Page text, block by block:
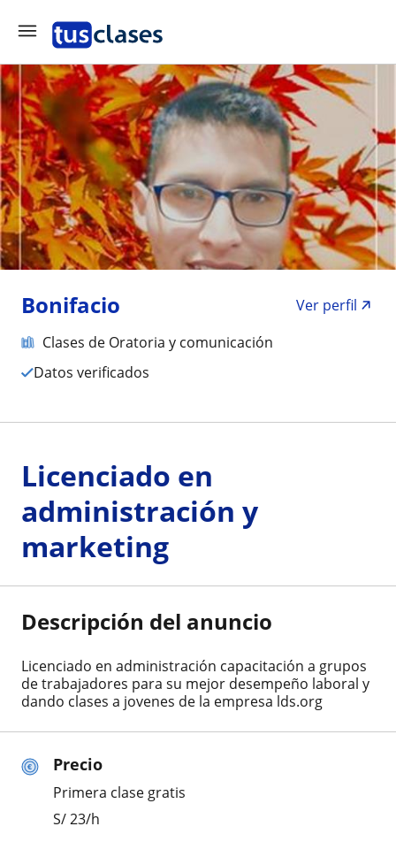
Bonifacio
Ver perfil
Clases de Oratoria y comunicación
Datos verificados
Precio
Primera clase gratis
S/23/h
Licenciado en
administración y
marketing
Descripción del anuncio
Licenciado en administración capacitación a grupos
de trabajadores para su mejor desempeño laboral y
dando clases a jovenes de la empresa lds.org